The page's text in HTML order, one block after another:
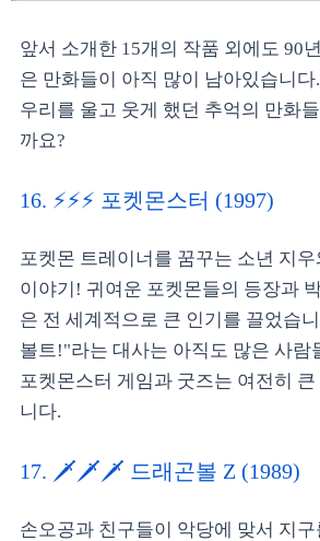
앞서 소개한 15개의 작품 외에도 90
은 만화들이 아직 많이 남아있습니다
우리를 울고 웃게 했던 추억의 만화
까요?
16. ⚡️⚡️⚡️ 포켓몬스터 (1997)
포켓몬 트레이너를 꿈꾸는 소년 지
이야기! 귀여운 포켓몬들의 등장과
은 전 세계적으로 큰 인기를 끌었습
볼트!"라는 대사는 아직도 많은 사람
포켓몬스터 게임과 굿즈는 여전히
니다.
17. 🗡️🗡️🗡️ 드래곤볼 Z (1989)
손오공과 친구들이 악당에 맞서 지